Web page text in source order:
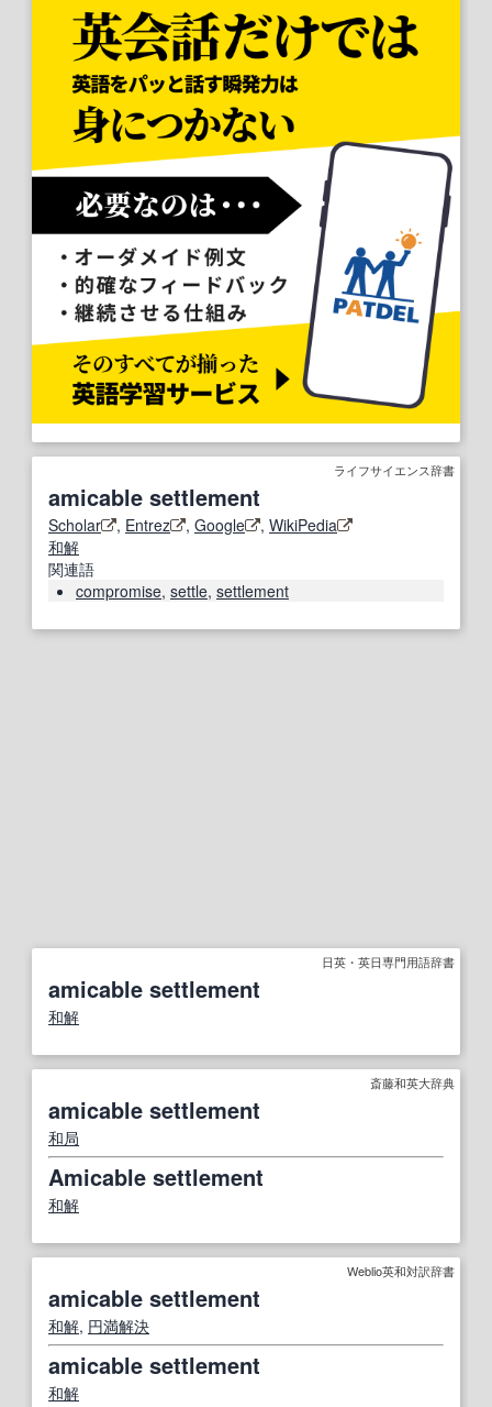
ライフサイエンス辞書
amicable settlement
Scholar , Entrez , Google , WikiPedia
和解
関連語
compromise, settle, settlement
日英・英日専門用語辞書
amicable settlement
和解
斎藤和英大辞典
amicable settlement
和局
Amicable settlement
和解
Weblio英和対訳辞書
amicable settlement
和解, 円満解決
amicable settlement
和解